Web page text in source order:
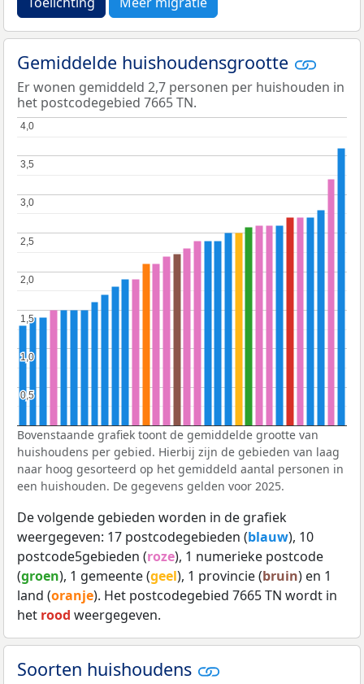
Gemiddelde huishoudensgrootte
Er wonen gemiddeld 2,7 personen per huishouden in
het postcodegebied 7665 TN.
0,5
0,5
1,0
1,0
1,5
1,5
2,0
2,0
2,5
2,5
3,0
3,0
3,5
3,5
4,0
4,0
Bovenstaande grafiek toont de gemiddelde grootte van
huishoudens per gebied. Hierbij zijn de gebieden van laag
naar hoog gesorteerd op het gemiddeld aantal personen in
een huishouden. De gegevens gelden voor 2025.
De volgende gebieden worden in de grafiek
weergegeven: 17 postcodegebieden (blauw), 10
postcode5gebieden (roze), 1 numerieke postcode
(groen), 1 gemeente (geel), 1 provincie (bruin) en 1
land (oranje). Het postcodegebied 7665 TN wordt in
het rood weergegeven.
Soorten huishoudens